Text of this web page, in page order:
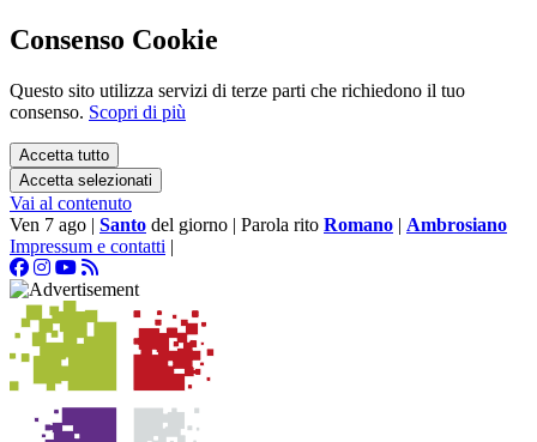
Consenso Cookie
Questo sito utilizza servizi di terze parti che richiedono il tuo
consenso. Scopri di più
Accetta tutto
Accetta selezionati
Vai al contenuto
Ven 7 ago | Santo del giorno | Parola rito Romano | Ambrosiano
Impressum e contatti |